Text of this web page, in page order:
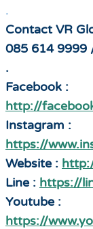
.
Contact VR
085 614 9999
.
Facebook :
http://
Instagram :
https://
Website :
Line : https://
Youtube :
https://